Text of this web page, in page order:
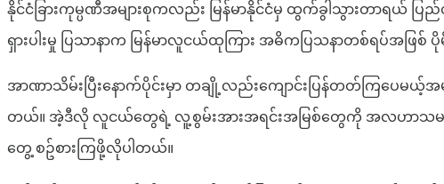
နိုင်ငံခြားကုမ္ပဏီအများစုကလည်း မြန်မာနိုင်ငံမှ ထွက်ခွါသွားတာရယ်
ရှားပါးမှု ပြသာနာက မြန်မာလူငယ်ထုကြား အဓိကပြသနာတစ်ရပ်အဖြစ်
အာဏာသိမ်းပြီးနောက်ပိုင်းမှာ တချို့လည်းကျောင်းပြန်တတ်ကြပေမ
တယ်။ အဲ့ဒီလို လူငယ်တွေရဲ့ လူ့စွမ်းအားအရင်းအမြစ်တွေကို အလဟာသမဖြ
တွေ့ စဥ်စားကြဖို့လိုပါတယ်။